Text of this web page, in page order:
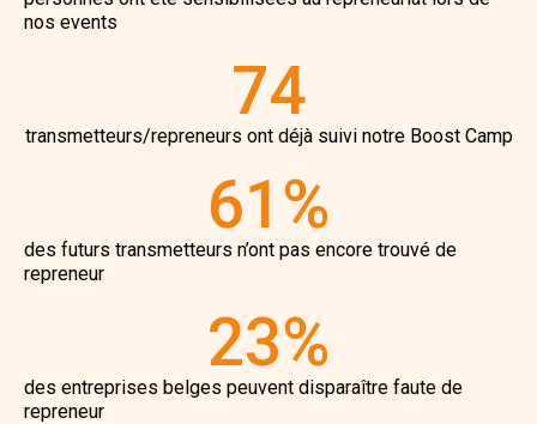
nos events
transmetteurs/repreneurs ont déjà suivi notre Boost Camp
74
des futurs transmetteurs n’ont pas encore trouvé de
repreneur
61 %
des entreprises belges peuvent disparaître faute de
repreneur
23%